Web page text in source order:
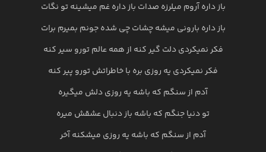
باز داره آروم میلرزه صدات باز داره غم میشینه تو نگات
باز داره بارونی میشه چشات چی شده جونم بمیرم برات
فکر نمیکردی دلت گیر کنه از همه عالم تورو سیر کنه
فکر نمیکردی یه روزی بره با خاطراتش تورو پیر کنه
آدم از سنگم که باشه یه روزی دلش میگیره
تو دنیا جنگم که باشه باز دنبال عشقش میره
آدم از سنگم که باشه یه روزی میشکنه آخر